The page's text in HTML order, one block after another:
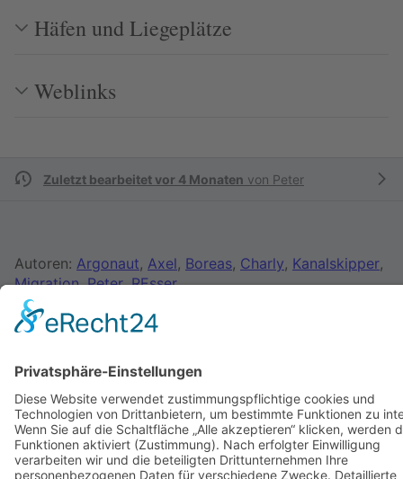
Häfen und Liegeplätze
Weblinks
Zuletzt bearbeitet vor 4 Monaten von Peter
Autoren: Argonaut, Axel, Boreas, Charly, Kanalskipper,
Migration,Peter,REsser
Datenschutz Klassische Ansicht